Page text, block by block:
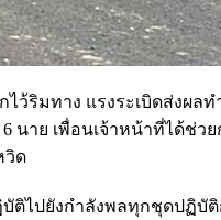
ว้ริมทาง แรงระเบิดส่งผลท
นาย เพื่อนเจ้าหน้าที่ได้ช่ว
วิด
ติไปยังกำลังพลทุกชุดปฏิบัติ